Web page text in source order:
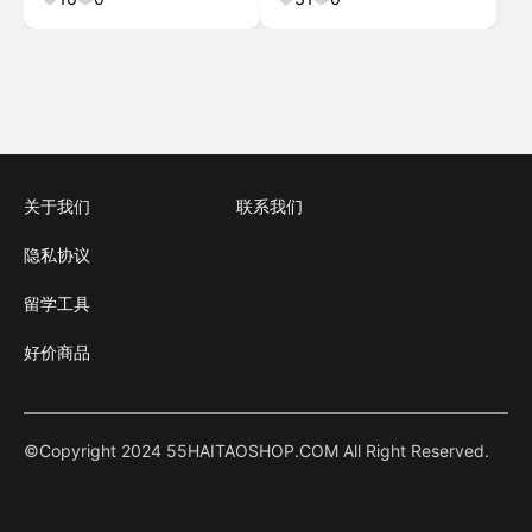
Polieren und
关于我们 联系我们
隐私协议
留学工具
好价商品
©Copyright 2024 55HAITAOSHOP.COM All Right Reserved.